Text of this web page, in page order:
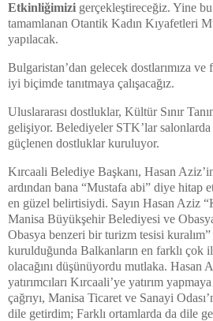
Etkinliğimizi gerçekleştireceğiz. Yine bu
tamamlanan Otantik Kadın Kıyafetleri
yapılacak.
Bulgaristan’dan gelecek dostlarımıza
iyi biçimde tanıtmaya çalışacağız.
Uluslararası dostluklar, Kültür Sınır
gelişiyor. Belediyeler STK’lar
güçlenen dostluklar kuruluyor.
Kırcaali Belediye Başkanı, Hasan
ardından bana “Mustafa abi” diye hitap
en güzel belirtisiydi. Sayın Hasan Aziz
Manisa Büyükşehir Belediyesi ve
Obasya benzeri bir turizm tesisi
kurulduğunda Balkanların en farklı çok
olacağını düşünüyordu mutlaka. Hasan
yatırımcıları Kırcaali’ye yatırım
çağrıyı, Manisa Ticaret ve Sanayi
dile getirdim; Farklı ortamlarda da dile